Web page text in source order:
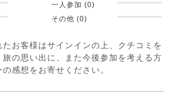
一人参加 (0)
その他 (0)
お客様はサインインの上、クチコミを
の思い出に、また今後参加を考える方
感想をお寄せください。